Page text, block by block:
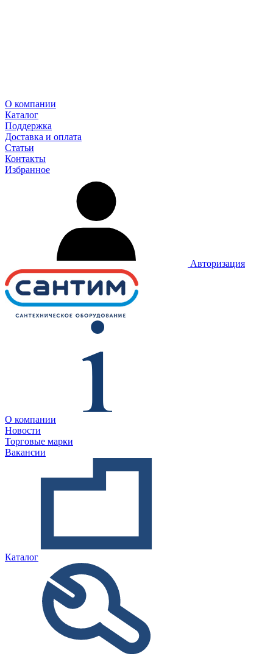
О компании
Каталог
Поддержка
Доставка и оплата
Статьи
Контакты
Избранное
Авторизация
О компании
Новости
Торговые марки
Вакансии
Каталог